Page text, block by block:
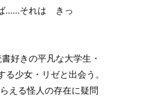
……それは きっ
好きの平凡な大学生・
少女・リゼと出会う。
える怪人の存在に疑問